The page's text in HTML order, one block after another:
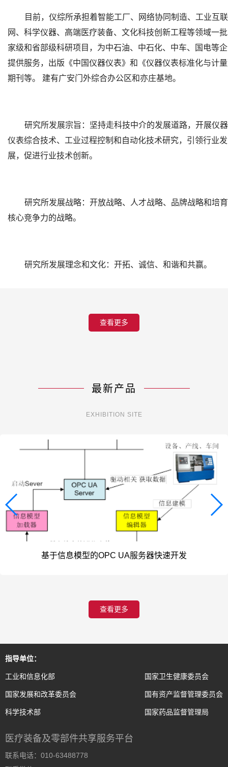
目前，仪综所承担着智能工厂、网络协同制造、工业互联
网、科学仪器、高端医疗装备、文化科技创新工程等领域一
家级和省部级科研项目，为中石油、中石化、中车、国电等
提供服务，出版《中国仪器仪表》和《仪器仪表标准化与计
期刊等。 建有广安门外综合办公区和亦庄基地。
研究所发展宗旨：坚持走科技中介的发展道路，开展仪器
仪表综合技术、工业过程控制和自动化技术研究，引领行业发
展，促进行业技术创新。
研究所发展战略：开放战略、人才战略、品牌战略和培育
核心竞争力的战略。
研究所发展理念和文化：开拓、诚信、和谐和共赢。
查看更多
最新产品
EXHIBITION SITE
基于信息模型的OPC UA服务器快速开发
查看更多
指导单位：
工业和信息化部
国家发展和改革委员会
科学技术部
国家卫生健康委员会
国有资产监督管理委员会
国家药品监督管理局
医疗装备及零部件共享服务平台
联系电话：010-63488778